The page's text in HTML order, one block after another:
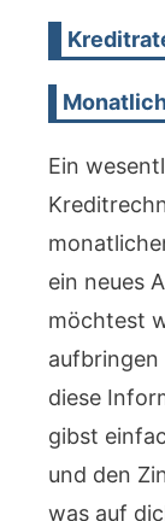
Ein
ein neues
möchtest
aufbringen
diese
gibst
und den
was auf